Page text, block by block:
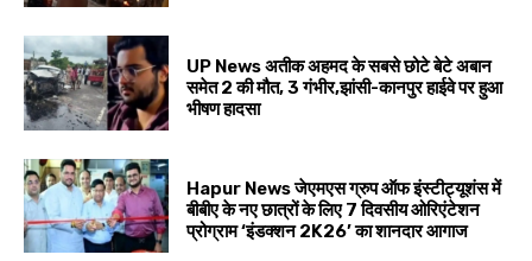
UP News अतीक अहमद के सबसे छोटे बेटे अबान
समेत 2 की मौत, 3 गंभीर,झांसी-कानपुर हाईवे पर हुआ
भीषण हादसा
Hapur News जेएमएस ग्रुप ऑफ इंस्टीट्यूशंस में
बीबीए के नए छात्रों के लिए 7 दिवसीय ओरिएंटेशन
प्रोग्राम ‘इंडक्शन 2K26’ का शानदार आगाज